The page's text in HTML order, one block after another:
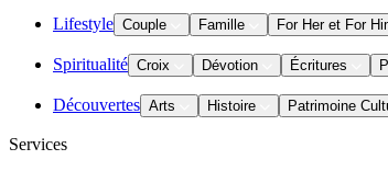
Lifestyle Couple Famille For Her et For
Spiritualité Croix Dévotion Écritures
Découvertes Arts Histoire Patrimoine
Services